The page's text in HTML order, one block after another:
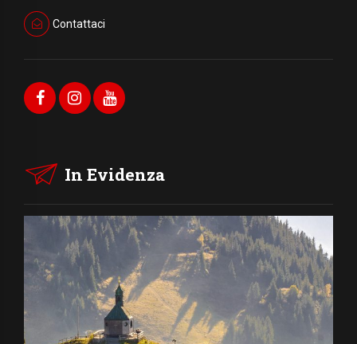
Contattaci
In Evidenza